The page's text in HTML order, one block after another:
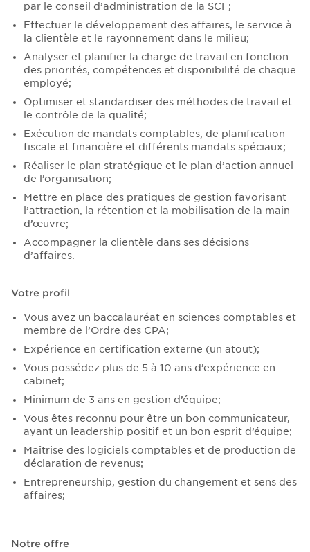
par le conseil d’administration de la SCF;
Effectuer le développement des affaires, le service à
la clientèle et le rayonnement dans le milieu;
Analyser et planifier la charge de travail en fonction
des priorités, compétences et disponibilité de chaque
employé;
Optimiser et standardiser des méthodes de travail et
le contrôle de la qualité;
Exécution de mandats comptables, de planification
fiscale et financière et différents mandats spéciaux;
Réaliser le plan stratégique et le plan d’action annuel
de l’organisation;
Mettre en place des pratiques de gestion favorisant
l’attraction, la rétention et la mobilisation de la main-
d’œuvre;
Accompagner la clientèle dans ses décisions
d’affaires.
Votre profil
Vous avez un baccalauréat en sciences comptables et
membre de l’Ordre des CPA;
Expérience en certification externe (un atout);
Vous possédez plus de 5 à 10 ans d’expérience en
cabinet;
Minimum de 3 ans en gestion d’équipe;
Vous êtes reconnu pour être un bon communicateur,
ayant un leadership positif et un bon esprit d’équipe;
Maîtrise des logiciels comptables et de production de
déclaration de revenus;
Entrepreneurship, gestion du changement et sens des
affaires;
Notre offre